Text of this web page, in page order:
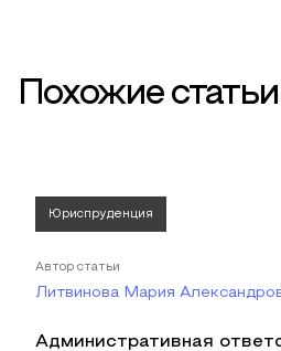
Похожие статьи
Юриспруденция
Автор статьи
Литвинова Мария
Административная